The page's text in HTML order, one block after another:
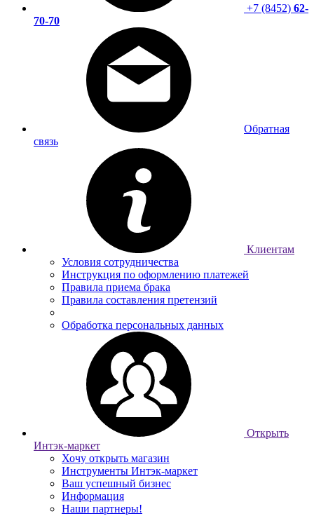
+7 (8452) 62-
70-70
Обратная
связь
Клиентам
Условия сотрудничества
Инструкция по оформлению платежей
Правила приема брака
Правила составления претензий
Обработка персональных данных
Открыть
Интэк-маркет
Хочу открыть магазин
Инструменты Интэк-маркет
Ваш успешный бизнес
Информация
Наши партнеры!